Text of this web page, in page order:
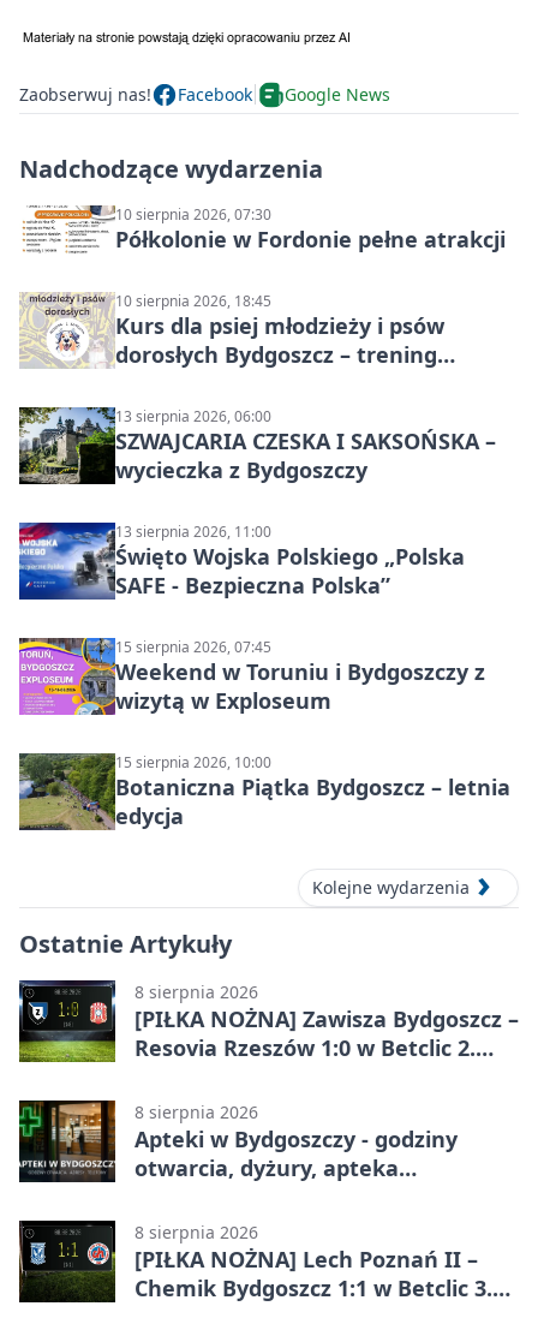
Zaobserwuj nas! Facebook Google News
Nadchodzące wydarzenia
10 sierpnia 2026, 07:30
Półkolonie w Fordonie pełne atrakcji
10 sierpnia 2026, 18:45
Kurs dla psiej młodzieży i psów
dorosłych Bydgoszcz – trening
13 sierpnia 2026, 06:00
SZWAJCARIA CZESKA I SAKSOŃSKA –
wycieczka z Bydgoszczy
13 sierpnia 2026, 11:00
Święto Wojska Polskiego „Polska
SAFE - Bezpieczna Polska”
15 sierpnia 2026, 07:45
Weekend w Toruniu i Bydgoszczy z
wizytą w Exploseum
15 sierpnia 2026, 10:00
Botaniczna Piątka Bydgoszcz – letnia
edycja
Kolejne wydarzenia
Ostatnie Artykuły
8 sierpnia 2026
[PIŁKA NOŻNA] Zawisza Bydgoszcz –
Resovia Rzeszów 1:0 w Betclic 2.
8 sierpnia 2026
Apteki w Bydgoszczy - godziny
otwarcia, dyżury, apteka
8 sierpnia 2026
[PIŁKA NOŻNA] Lech Poznań II –
Chemik Bydgoszcz 1:1 w Betclic 3.